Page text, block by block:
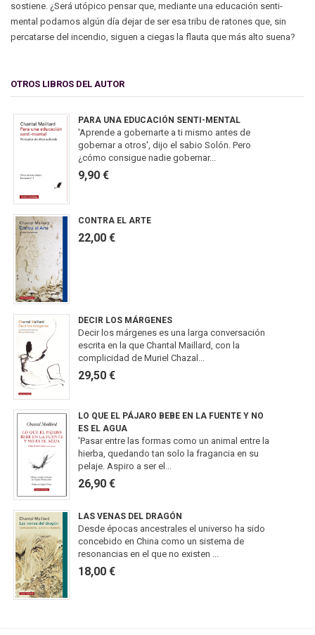
sostiene. ¿Será utópico pensar que, mediante una educación senti-
mental podamos algún día dejar de ser esa tribu de ratones que, sin
percatarse del incendio, siguen a ciegas la flauta que más alto suena?
OTROS LIBROS DEL AUTOR
PARA UNA EDUCACIÓN SENTI-MENTAL
'Aprende a gobernarte a ti mismo antes de
gobernar a otros', dijo el sabio Solón. Pero
¿cómo consigue nadie gobernar...
9,90 €
CONTRA EL ARTE
22,00 €
DECIR LOS MÁRGENES
Decir los márgenes es una larga conversación
escrita en la que Chantal Maillard, con la
complicidad de Muriel Chazal...
29,50 €
LO QUE EL PÁJARO BEBE EN LA FUENTE Y NO
ES EL AGUA
'Pasar entre las formas como un animal entre la
hierba, quedando tan solo la fragancia en su
pelaje. Aspiro a ser el...
26,90 €
LAS VENAS DEL DRAGÓN
Desde épocas ancestrales el universo ha sido
concebido en China como un sistema de
resonancias en el que no existen ...
18,00 €